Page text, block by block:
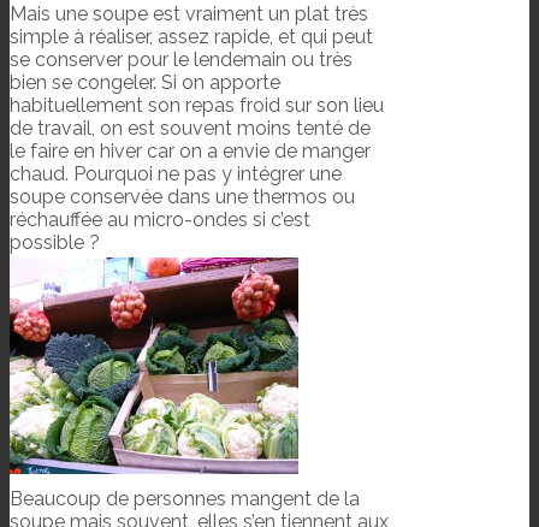
Mais une soupe est vraiment un plat très
simple à réaliser, assez rapide, et qui peut
se conserver pour le lendemain ou très
bien se congeler. Si on apporte
habituellement son repas froid sur son lieu
de travail, on est souvent moins tenté de
le faire en hiver car on a envie de manger
chaud. Pourquoi ne pas y intégrer une
soupe conservée dans une thermos ou
réchauffée au micro-ondes si c’est
possible ?
Beaucoup de personnes mangent de la
soupe mais souvent, elles s’en tiennent aux